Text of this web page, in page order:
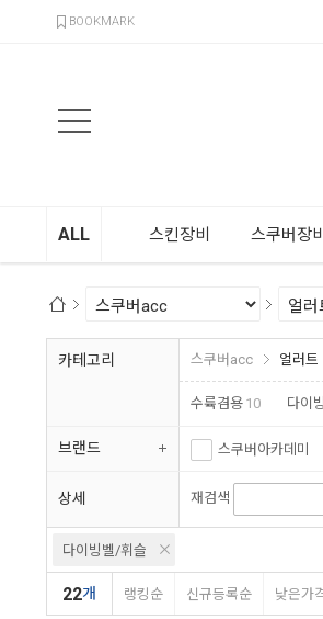
BOOKMARK
ALL 스킨장비 스쿠버장비
카테고리 스쿠버acc 얼러트
수륙겸용 10 다이
브랜드 스쿠버아카데미
다이브타임
상세 재검색
다이빙벨/휘슬
22개 랭킹순 신규등록순 낮은가